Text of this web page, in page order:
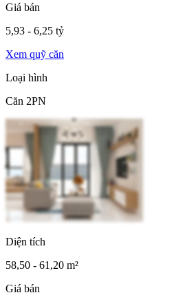
Giá bán
5,93 - 6,25 tỷ
Xem quỹ căn
Loại hình
Căn 2PN
Diện tích
58,50 - 61,20 m²
Giá bán